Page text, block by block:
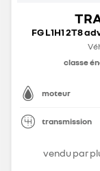
FG L1H1 2T8
classe
moteur
transmission
vendu par